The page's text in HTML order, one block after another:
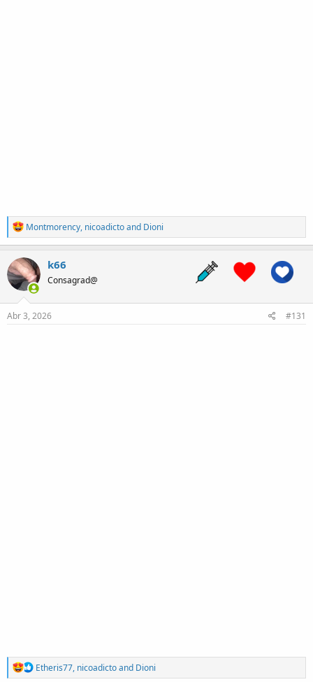
R
e
a
c
t
i
o
n
s
Montmorency, nicoadictoand Dioni
k66
Consagrad@
Abr 3, 2026 #131
R
e
Etheris77, nicoadictoand Dioni